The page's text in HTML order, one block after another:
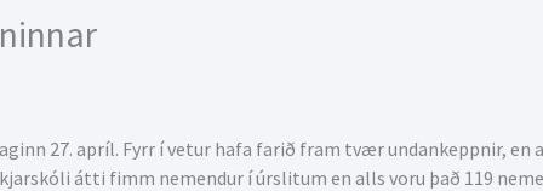
27. apríl. Fyrr í vetur hafa farið fram tvær undankeppnir, en
átti fimm nemendur í úrslitum en alls voru það 119